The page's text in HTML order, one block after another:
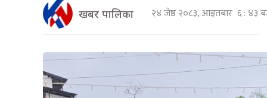
खबर पालिका २४ जेष्ठ २०८३, आइतबार ६ : ४३